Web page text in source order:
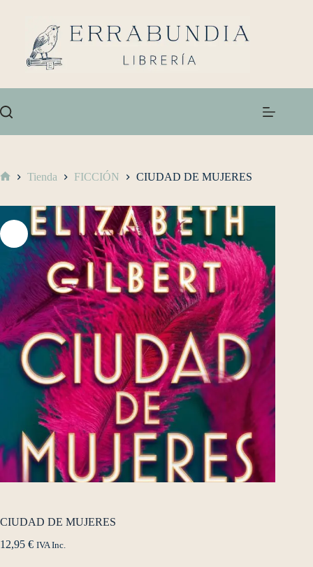
Tienda FICCIÓN CIUDAD DE MUJERES
CIUDAD DE MUJERES
12,95 € IVA Inc.